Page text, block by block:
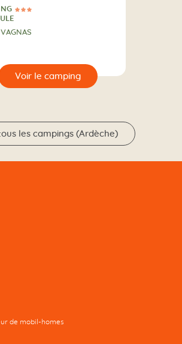
campagne
les campings (Ardèche)
de mobil-homes